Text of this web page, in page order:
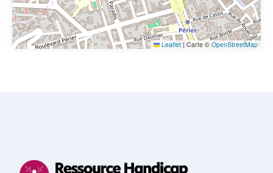
Leaflet |Carte © OpenStreetMap